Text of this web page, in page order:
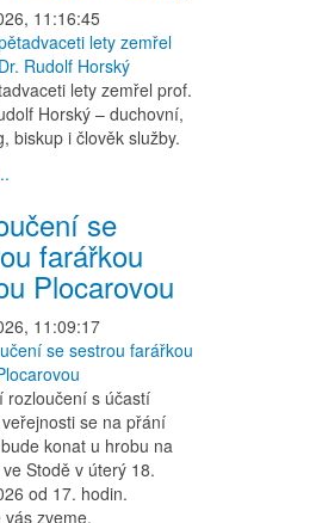
11:16:45
lety zemřel prof.
Horský – duchovní,
biskup i člověk služby.
se
farářkou
Plocarovou
11:09:17
rozloučení s účastí
se na přání
konat u hrobu na
Stodě v úterý 18.
od 17. hodin.
vás zveme.